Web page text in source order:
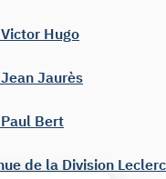
Hugo
Jaurès
Bert
de la Division Leclerc